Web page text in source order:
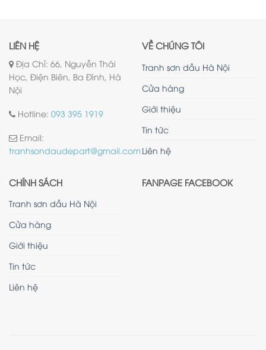
LIÊN HỆ
Địa Chỉ: 66, Nguyễn Thái
Học, Điện Biên, Ba Đình, Hà
Nội
Hotline: 093 395 1919
Email:
tranhsondaudepart@gmail.com
VỀ CHÚNG TÔI
Tranh sơn dầu Hà Nội
Cửa hàng
Giới thiệu
Tin tức
Liên hệ
CHÍNH SÁCH
Tranh sơn dầu Hà Nội
Cửa hàng
Giới thiệu
Tin tức
Liên hệ
FANPAGE FACEBOOK